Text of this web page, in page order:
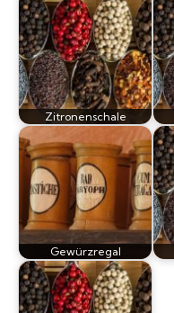
Zitronenschale
Gewürzregal